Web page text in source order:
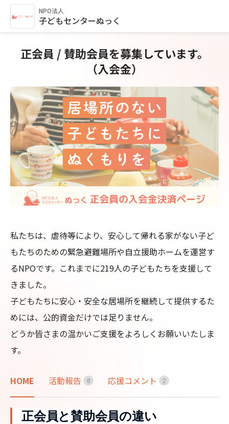
NPO法人
子どもセンターぬっく
正会員 / 賛助会員を募集しています。
（入会金）
私たちは、虐待等により、安心して帰れる家がない子ど
もたちのための緊急避難場所や自立援助ホームを運営す
るNPOです。これまでに219人の子どもたちを支援して
きました。
子どもたちに安心・安全な居場所を継続して提供するた
めには、公的資金だけでは足りません。
どうか皆さまの温かいご支援をよろしくお願いいたしま
す。
HOME 活動報告 0 応援コメント 2
正会員と賛助会員の違い